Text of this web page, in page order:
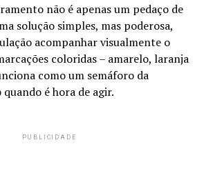
não é apenas um pedaço de
solução simples, mas poderosa,
acompanhar visualmente o
coloridas – amarelo, laranja
como um semáforo da
é hora de agir.
PUBLICIDADE